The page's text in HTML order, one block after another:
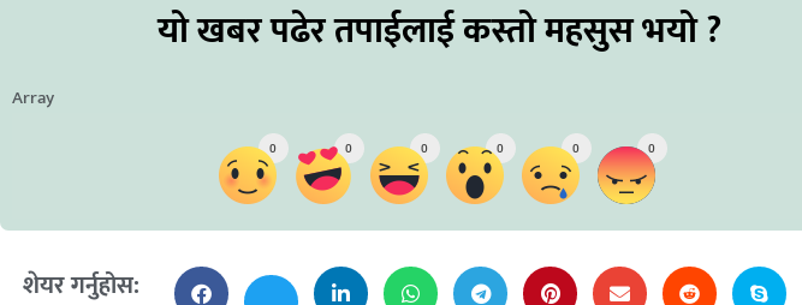
यो खबर पढेर तपाईलाई कस्तो महसुस भयो ?
Array
0 0 0 0 0 0
शेयर गर्नुहोस: